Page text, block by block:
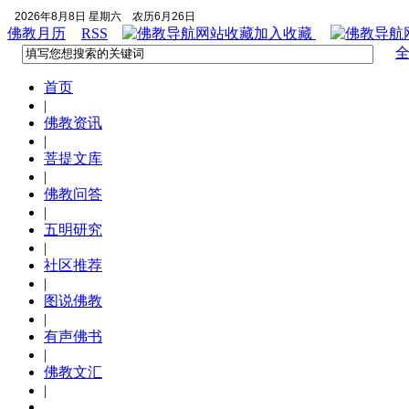
2026年8月8日 星期六 农历6月26日
佛教月历 RSS 加入收藏
首页
|
佛教资讯
|
菩提文库
|
佛教问答
|
五明研究
|
社区推荐
|
图说佛教
|
有声佛书
|
佛教文汇
|